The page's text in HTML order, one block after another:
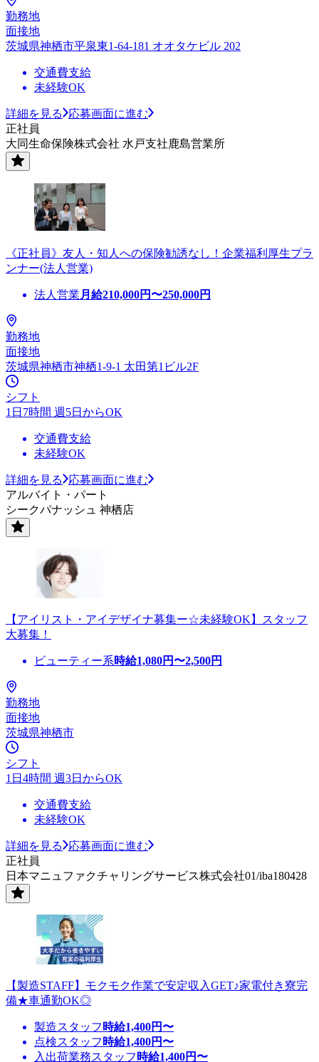
勤務地
面接地
茨城県神栖市平泉東1-64-181 オオタケビル 202
交通費支給
未経験OK
詳細を見る
応募画面に進む
正社員
大同生命保険株式会社 水戸支社鹿島営業所
《正社員》友人・知人への保険勧誘なし！企業福利厚生プラ
ンナー(法人営業)
法人営業 月給210,000円〜250,000円
勤務地
面接地
茨城県神栖市神栖1-9-1 太田第1ビル2F
シフト
1日7時間 週5日からOK
交通費支給
未経験OK
詳細を見る
応募画面に進む
アルバイト・パート
シークパナッシュ 神栖店
【アイリスト・アイデザイナ募集ー☆未経験OK】スタッフ
大募集！
ビューティー系時給1,080円〜2,500円
勤務地
面接地
茨城県神栖市
シフト
1日4時間 週3日からOK
交通費支給
未経験OK
詳細を見る
応募画面に進む
正社員
日本マニュファクチャリングサービス株式会社01/iba180428
【製造STAFF】モクモク作業で安定収入GET♪家電付き寮完
備★車通勤OK◎
製造スタッフ 時給1,400円〜
点検スタッフ 時給1,400円〜
入出荷業務スタッフ 時給1,400円〜